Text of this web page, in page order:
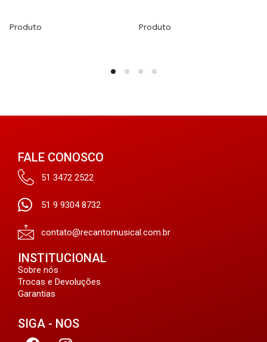
Produto Produto
FALE CONOSCO
51 3472 2522
51 9 9304 8732
contato@recantomusical.com.br
INSTITUCIONAL
Sobre nós
Trocas e Devoluções
Garantias
SIGA - NOS